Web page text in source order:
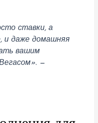
ставки, а
и даже домашняя
вашим
—